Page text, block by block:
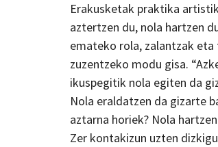
Erakusketak praktika
aztertzen du, nola hartzen
emateko rola, zalantzak
zuzentzeko modu gisa.
ikuspegitik nola egiten da
Nola eraldatzen da gizarte
aztarna horiek? Nola
Zer kontakizun uzten